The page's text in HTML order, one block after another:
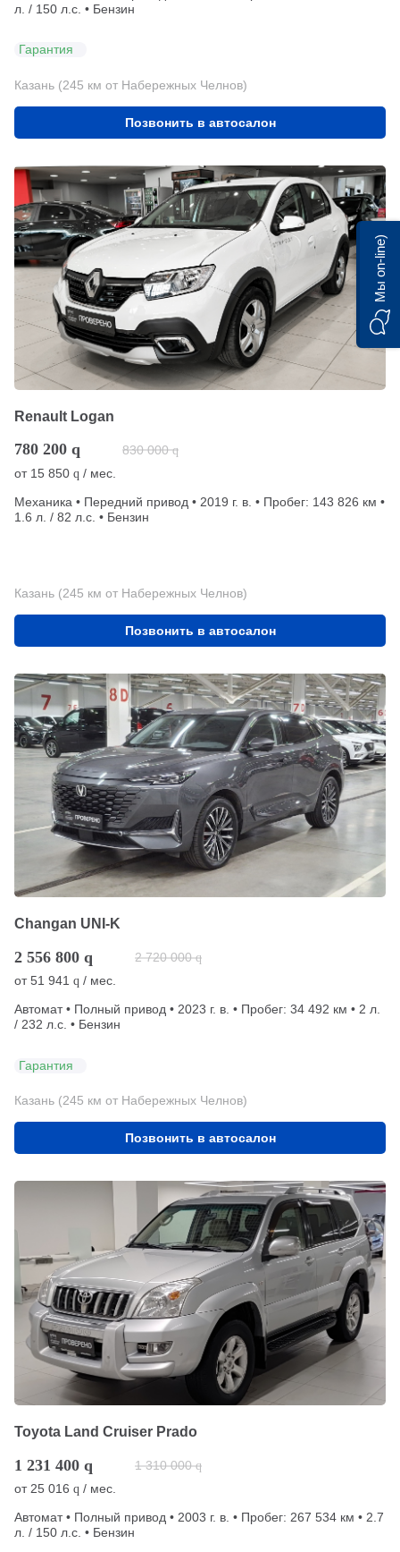
л. / 150 л.с. • Бензин
Гарантия
Казань (245 км от Набережных Челнов)
Позвонить в автосалон
Renault Logan
780 200 q 830 000 q
от 15 850 q / мес.
Механика • Передний привод • 2019 г. в. • Пробег: 143 826 км •
1.6 л. / 82 л.с. • Бензин
Казань (245 км от Набережных Челнов)
Позвонить в автосалон
Changan UNI-K
2 556 800 q 2 720 000 q
от51 941 q / мес.
Автомат • Полный привод • 2023 г. в. • Пробег: 34 492 км • 2 л.
/ 232 л.с. • Бензин
Гарантия
Казань (245 км от Набережных Челнов)
Позвонить в автосалон
Toyota Land Cruiser Prado
1 231 400 q 1 310 000 q
от25 016 q / мес.
Автомат • Полный привод • 2003 г. в. • Пробег: 267 534 км • 2.7
л. / 150 л.с. • Бензин
Мы on-line)